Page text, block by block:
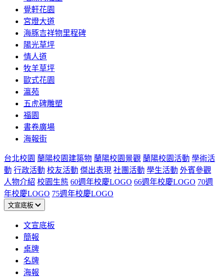
覺軒花園
宮燈大道
海豚吉祥物里程碑
陽光草坪
情人道
牧羊草坪
歐式花園
瀛苑
五虎碑雕塑
福園
書卷廣場
海報街
台北校園 蘭陽校園建築物 蘭陽校園景觀 蘭陽校園活動 學術活
動 行政活動 校友活動 傑出表現 社團活動 學生活動 外賓參觀
人物介紹 校園生態 60週年校慶LOGO 66週年校慶LOGO 70週
年校慶LOGO 75週年校慶LOGO
文宣底板
文宣底板
簡報
桌牌
名牌
海報